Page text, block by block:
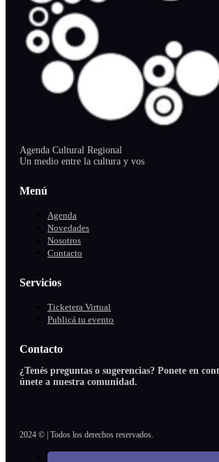
Agenda Cultural Regional
Un medio entre la cultura y vos
Menú
Agenda
Novedades
Nosotros
Contacto
Servicios
Ticketera Virtual
Publicá tu evento
Contacto
¿Tenés preguntas o sugerencias? Ponete en
únete a nuestra comunidad.
2024 © | Todos los derechos reservados.